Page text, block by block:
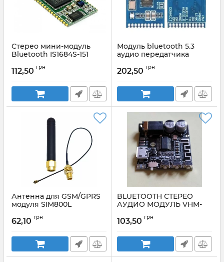
Стерео мини-модуль
Bluetooth IS1684S-151
112,50 грн
Модуль bluetooth 5.3
аудио передатчика
Артикул: kcx_bt_emiter v1.7
202,50 грн
Антенна для GSM/GPRS
модуля SIM800L
62,10 грн
BLUETOOTH СТЕРЕО
АУДИО МОДУЛЬ VHM-
Артикул: VHM-314V2.0
103,50 грн